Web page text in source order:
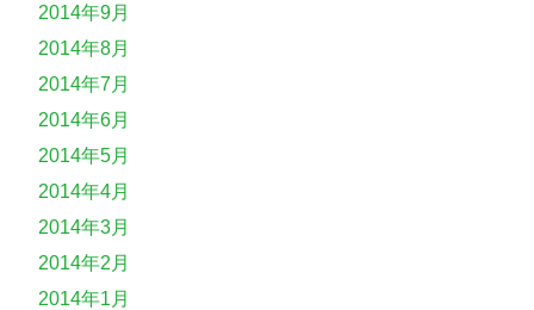
2014年9月
2014年8月
2014年7月
2014年6月
2014年5月
2014年4月
2014年3月
2014年2月
2014年1月